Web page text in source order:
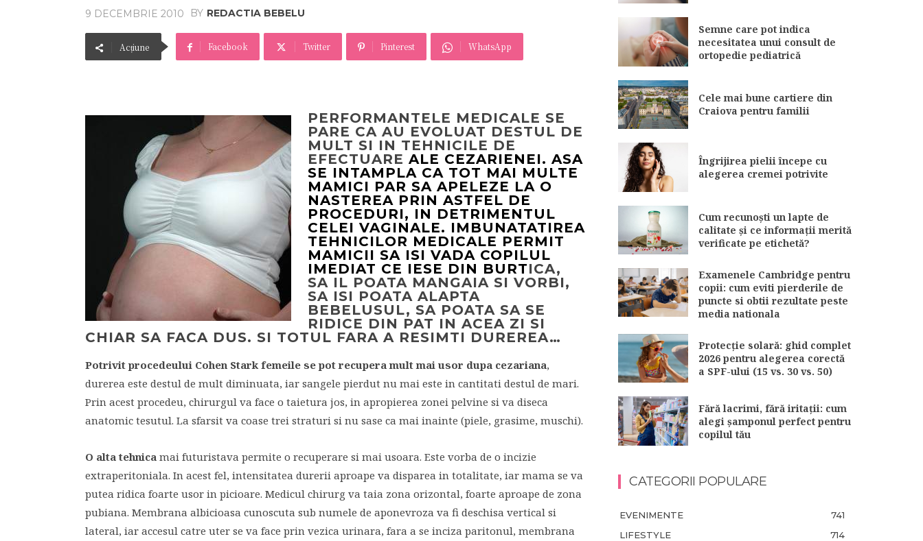
9 DECEMBRIE 2010 BY REDACTIA BEBELU
Acțiune Facebook Twitter Pinterest WhatsApp
PERFORMANTELE MEDICALE SE
PARE CA AU EVOLUAT DESTUL DE
MULT SI IN TEHNICILE DE
EFECTUARE ALE CEZARIENEI. ASA
SE INTAMPLA CA TOT MAI MULTE
MAMICI PAR SA APELEZE LA O
NASTEREA PRIN ASTFEL DE
PROCEDURI, IN DETRIMENTUL
CELEI VAGINALE. IMBUNATATIREA
TEHNICILOR MEDICALE PERMIT
MAMICII SA ISI VADA COPILUL
IMEDIAT CE IESE DIN BURTICA,
SA IL POATA MANGAIA SI VORBI,
SA ISI POATA ALAPTA
BEBELUSUL, SA POATA SA SE
RIDICE DIN PAT IN ACEA ZI SI
CHIAR SA FACA DUS. SI TOTUL FARA A RESIMTI DUREREA…
Potrivit procedeului Cohen Stark femeile se pot recupera mult mai usor dupa cezariana,
durerea este destul de mult diminuata, iar sangele pierdut nu mai este in cantitati destul de mari.
Prin acest procedeu, chirurgul va face o taietura jos, in apropierea zonei pelvine si va diseca
anatomic tesutul. La sfarsit va coase trei straturi si nu sase ca mai inainte (piele, grasime, muschi).
O alta tehnica mai futuristava permite o recuperare si mai usoara. Este vorba de o incizie
extraperitoniala. In acest fel, intensitatea durerii aproape va disparea in totalitate, iar mama se va
putea ridica foarte usor in picioare. Medicul chirurg va taia zona orizontal, foarte aproape de zona
pubiana. Membrana albicioasa cunoscuta sub numele de aponevroza va fi deschisa vertical si
lateral, iar accesul catre uter se va face prin vezica urinara, fara a se inciza paritonul, membrana
Semne care pot indica
necesitatea unui consult de
ortopedie pediatrică
Cele mai bune cartiere din
Craiova pentru familii
Îngrijirea pielii începe cu
alegerea cremei potrivite
Cum recunoști un lapte de
calitate și ce informații merită
verificate pe etichetă?
Examenele Cambridge pentru
copii: cum eviti pierderile de
puncte si obtii rezultate peste
media nationala
Protecție solară: ghid complet
2026 pentru alegerea corectă
a SPF-ului (15 vs. 30 vs. 50)
Fără lacrimi, fără iritații: cum
alegi șamponul perfect pentru
copilul tău
CATEGORII POPULARE
EVENIMENTE
741
LIFESTYLE
714